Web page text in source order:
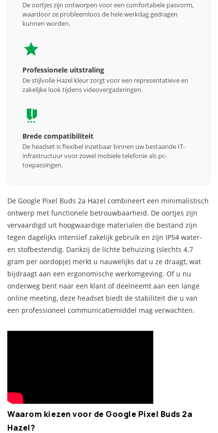
De oortjes zijn ontworpen voor een comfortabele pasvorm,
waardoor ze probleemloos de hele werkdag gedragen
kunnen worden.
Professionele uitstraling
De stijlvolle Hazel kleur zorgt voor een representatieve en
zakelijke look tijdens videovergaderingen.
Brede compatibiliteit
De headset is flexibel inzetbaar binnen uw bestaande IT-
infrastructuur voor zowel mobiele telefonie als pc-
toepassingen.
De Google Pixel Buds 2a Hazel combineert een minimalistisch
ontwerp met functionele betrouwbaarheid. De oortjes zijn
vervaardigd uit hoogwaardige materialen die bestand zijn
tegen dagelijks intensief zakelijk gebruik en zijn IP54 water-
en stofbestendig. Dankzij de lichte behuizing (slechts 4.7
gram per oordopje) merkt u nauwelijks dat u ze draagt, wat
bijdraagt aan een ergonomische werkomgeving. Of u nu
onderweg bent naar een klant of deelneemt aan een lange
online meeting, deze headset biedt de stabiliteit die u van
een professioneel communicatiemiddel mag verwachten.
Waarom kiezen voor de Google Pixel Buds 2a
Hazel?